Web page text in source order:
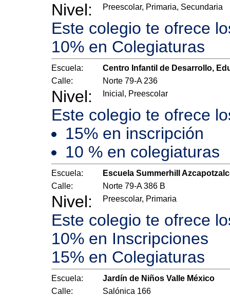
Nivel: Preescolar, Primaria, Secundaria
Este colegio te ofrece
10% en Colegiaturas
Escuela:
Centro Infantil de Desarrollo,
Calle:
Norte 79-A 236
Nivel: Inicial, Preescolar
Este colegio te ofrece
15% en inscripción
10 % en colegiaturas
Escuela:
Escuela Summerhill
Calle:
Norte 79-A 386 B
Nivel: Preescolar, Primaria
Este colegio te ofrece
10% en Inscripciones
15% en Colegiaturas
Escuela:
Jardín de Niños Valle México
Calle:
Salónica 166